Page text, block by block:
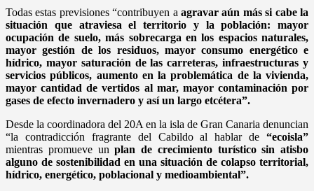
Todas estas previsiones “contribuyen a agravar aún más si cabe la
situación que atraviesa el territorio y la población: mayor
ocupación de suelo, más sobrecarga en los espacios naturales,
mayor gestión de los residuos, mayor consumo energético e
hídrico, mayor saturación de las carreteras, infraestructuras y
servicios públicos, aumento en la problemática de la vivienda,
mayor cantidad de vertidos al mar, mayor contaminación por
gases de efecto invernadero y así un largo etcétera”.
Desde la coordinadora del 20A en la isla de Gran Canaria denuncian
“la contradicción fragrante del Cabildo al hablar de “ecoisla”
mientras promueve unplan de crecimiento turístico sin atisbo
alguno de sostenibilidad en una situación de colapso territorial,
hídrico, energético, poblacional y medioambiental”.